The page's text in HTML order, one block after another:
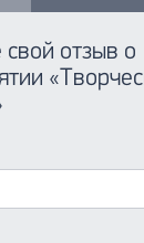
свой отзыв о